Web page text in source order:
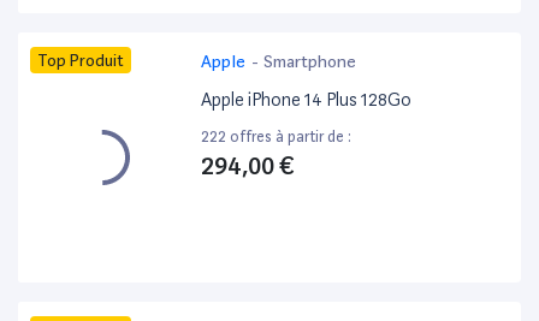
Top Produit Apple - Smartphone
Apple iPhone 14 Plus 128Go
222 offres à partir de :
294,00 €